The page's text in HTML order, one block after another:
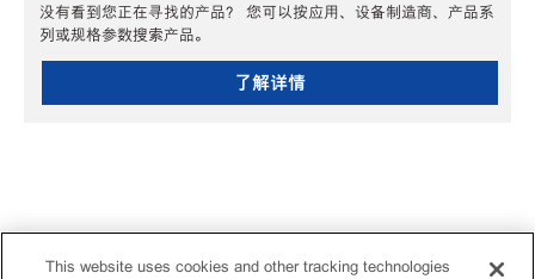
没有看到您正在寻找的产品？ 您可以按应用、设备制造商、产品系
列或规格参数搜索产品。
了解详情
This website uses cookies and other tracking technologies